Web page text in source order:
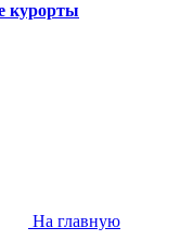
курорты
На главную